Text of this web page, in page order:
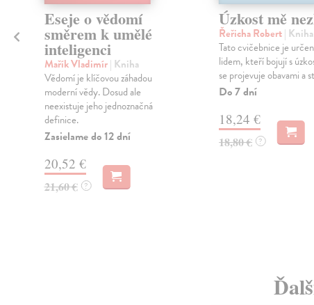
Eseje o vědomí
směrem k umělé
inteligenci
Mařík Vladimír| Kniha
Vědomí je klíčovou záhadou
moderní vědy. Dosud ale
neexistuje jeho jednoznačná
definice.
Zasielame do 12 dní
20,52 €
21,60 € ?
Úzkost mě
Řeřicha Robert| Kniha
Tato cvičebnice je
lidem, kteří bojují s
se projevuje obavami a
Do 7 dní
18,24 €
18,80 € ?